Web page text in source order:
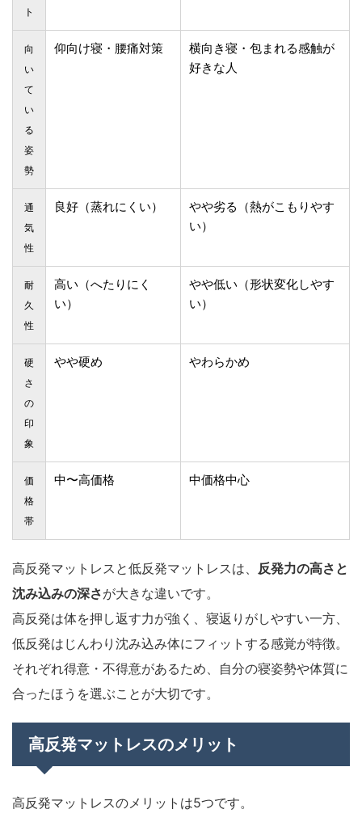
ト
向
い
て
い
る
姿
勢
仰向け寝・腰痛対策
横向き寝・包まれる感触が
好きな人
通
気
性
良好（蒸れにくい）
やや劣る（熱がこもりやす
い）
耐
久
性
高い（へたりにく
い）
やや低い（形状変化しやす
い）
硬
さ
の
印
象
やや硬め やわらかめ
価
格
帯
中〜高価格 中価格中心
高反発マットレスと低反発マットレスは、 反発力の高さと
沈み込みの深さが大きな違いです。
高反発は体を押し返す力が強く、寝返りがしやすい一方、
低反発はじんわり沈み込み体にフィットする感覚が特徴。
それぞれ得意・不得意があるため、自分の寝姿勢や体質に
合ったほうを選ぶことが大切です。
高反発マットレスのメリット
高反発マットレスのメリットは5つです。